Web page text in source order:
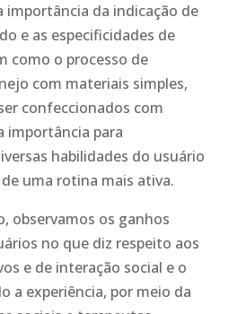
da indicação de
e as especificidades de
como o processo de
com materiais simples,
confeccionados com
importância para
habilidades do usuário
uma rotina mais ativa.
observamos os ganhos
no que diz respeito aos
e de interação social e o
a experiência, por meio da